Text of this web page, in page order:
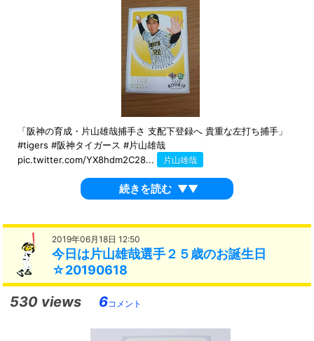
「阪神の育成・片山雄哉捕手さ 支配下登録へ 貴重な左打ち捕手」
#tigers #阪神タイガース #片山雄哉
pic.twitter.com/YX8hdm2C28...
片山雄哉
続きを読む ▼▼
2019年06月18日 12:50
今日は片山雄哉選手２５歳のお誕生日
☆20190618
530 views 6コメント